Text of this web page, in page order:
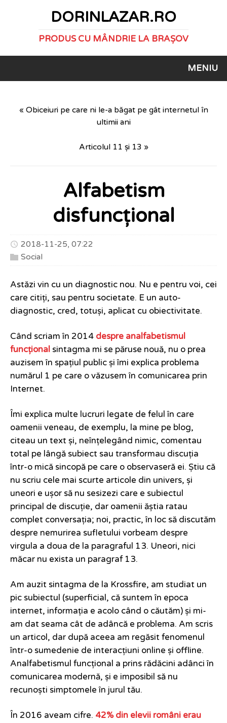
DORINLAZAR.RO
PRODUS CU MÂNDRIE LA BRAȘOV
MENIU
« Obiceiuri pe care ni le-a băgat pe gât internetul în
ultimii ani
Articolul 11 și 13 »
Alfabetism
disfuncțional
2018-11-25, 07:22
Social
Astăzi vin cu un diagnostic nou. Nu e pentru voi, cei
care citiți, sau pentru societate. E un auto-
diagnostic, cred, totuși, aplicat cu obiectivitate.
Când scriam în 2014 despre analfabetismul
funcțional sintagma mi se păruse nouă, nu o prea
auzisem în spațiul public și îmi explica problema
numărul 1 pe care o văzusem în comunicarea prin
Internet.
Îmi explica multe lucruri legate de felul în care
oamenii veneau, de exemplu, la mine pe blog,
citeau un text și, neînțelegând nimic, comentau
total pe lângă subiect sau transformau discuția
într-o mică sincopă pe care o observaseră ei. Știu că
nu scriu cele mai scurte articole din univers, și
uneori e ușor să nu sesizezi care e subiectul
principal de discuție, dar oamenii ăștia ratau
complet conversația; noi, practic, în loc să discutăm
despre nemurirea sufletului vorbeam despre
virgula a doua de la paragraful 13. Uneori, nici
măcar nu exista un paragraf 13.
Am auzit sintagma de la Krossfire, am studiat un
pic subiectul (superficial, că suntem în epoca
internet, informația e acolo când o căutăm) și mi-
am dat seama cât de adâncă e problema. Am scris
un articol, dar după aceea am regăsit fenomenul
într-o sumedenie de interacțiuni online și offline.
Analfabetismul funcțional a prins rădăcini adânci în
comunicarea modernă, și e imposibil să nu
recunoști simptomele în jurul tău.
În 2016 aveam cifre. 42% din elevii români erau